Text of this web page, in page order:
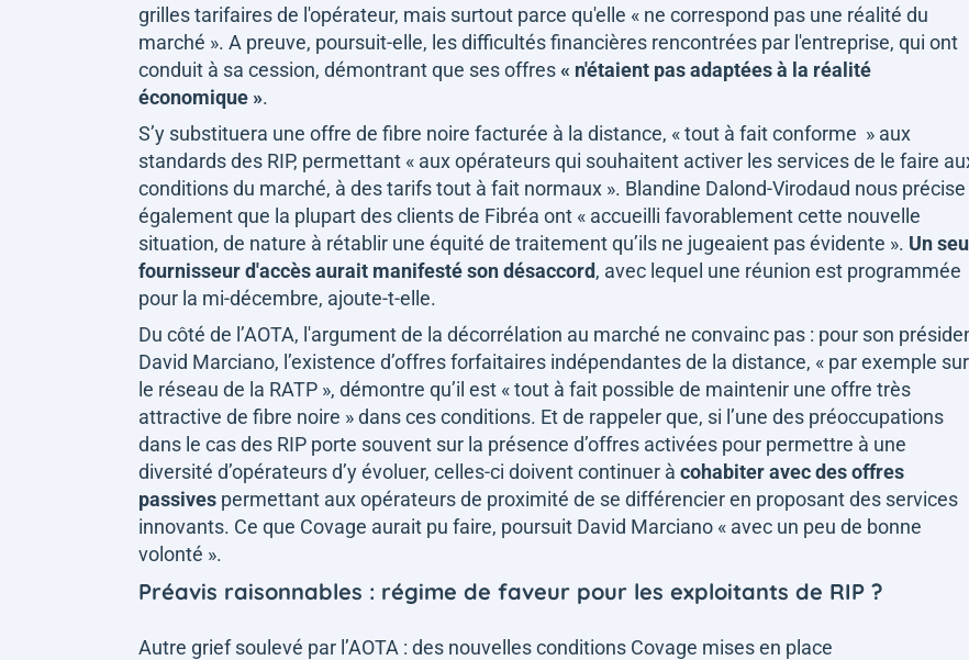
grilles tarifaires de l'opérateur, mais surtout parce qu'elle « ne correspond pas une réalité du
marché ». A preuve, poursuit-elle, les difficultés financières rencontrées par l'entreprise, qui ont
conduit à sa cession, démontrant que ses offres« n'étaient pas adaptées à la réalité
économique ».
S’y substituera une offre de fibre noire facturée à la distance, « tout à fait conforme » aux
standards des RIP, permettant « aux opérateurs qui souhaitent activer les services de le faire
conditions du marché, à des tarifs tout à fait normaux ». Blandine Dalond-Virodaud nous précise
également que la plupart des clients de Fibréa ont « accueilli favorablement cette nouvelle
situation, de nature à rétablir une équité de traitement qu’ils ne jugeaient pas évidente ». Un seul
fournisseur d'accès aurait manifesté son désaccord, avec lequel une réunion est programmée
pour la mi-décembre, ajoute-t-elle.
Du côté de l’AOTA, l'argument de la décorrélation au marché ne convainc pas : pour son
David Marciano, l’existence d’offres forfaitaires indépendantes de la distance, « par exemple sur
le réseau de la RATP », démontre qu’il est « tout à fait possible de maintenir une offre très
attractive de fibre noire »dans ces conditions. Et de rappeler que, si l’une des préoccupations
dans le cas des RIP porte souvent sur la présence d’offres activées pour permettre à une
diversité d’opérateurs d’y évoluer, celles-ci doivent continuer à cohabiter avec des offres
passives permettant aux opérateurs de proximité de se différencier en proposant des services
innovants. Ce que Covage aurait pu faire, poursuit David Marciano « avec un peu de bonne
volonté ».
Préavis raisonnables : régime de faveur pour les exploitants de RIP ?
Autre grief soulevé par l’AOTA : des nouvelles conditions Covage mises en place